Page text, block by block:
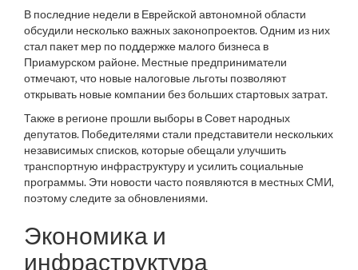
В последние недели в Еврейской автономной области
обсудили несколько важных законопроектов. Одним из них
стал пакет мер по поддержке малого бизнеса в
Приамурском районе. Местные предприниматели
отмечают, что новые налоговые льготы позволяют
открывать новые компании без больших стартовых затрат.
Также в регионе прошли выборы в Совет народных
депутатов. Победителями стали представители нескольких
независимых списков, которые обещали улучшить
транспортную инфраструктуру и усилить социальные
программы. Эти новости часто появляются в местных СМИ,
поэтому следите за обновлениями.
Экономика и
инфраструктура